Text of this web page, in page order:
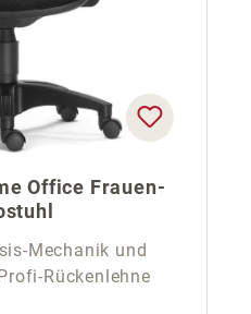
Office Frauen-
Mechanik und
Rückenlehne